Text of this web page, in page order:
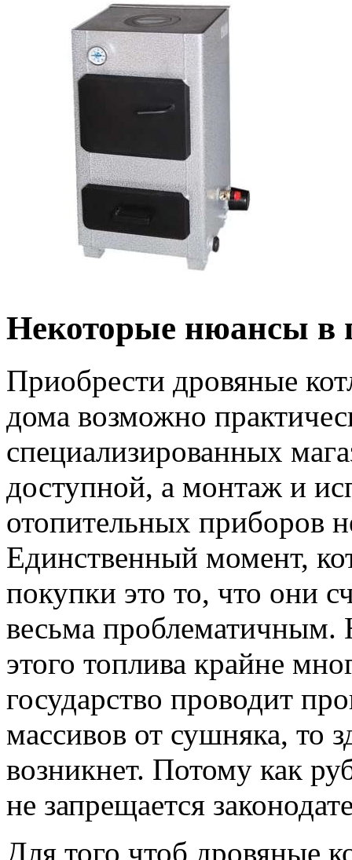
Некоторые нюансы в
Приобрести дровяные
дома возможно
специализированных
доступной, а монтаж и
отопительных приборов
Единственный момент,
покупки это то, что они
весьма проблематичным.
этого топлива крайне
государство проводит
массивов от сушняка, то
возникнет. Потому как
не запрещается
Для того чтоб дровяные